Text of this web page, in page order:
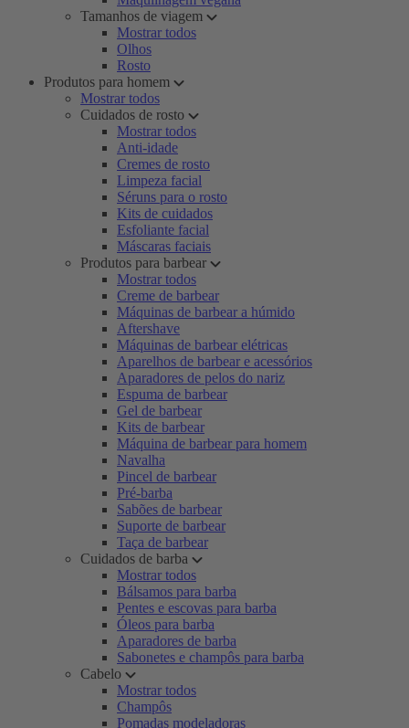
Tamanhos de viagem
Mostrar todos
Olhos
Rosto
Produtos para homem
Mostrar todos
Cuidados de rosto
Mostrar todos
Anti-idade
Cremes de rosto
Limpeza facial
Séruns para o rosto
Kits de cuidados
Esfoliante facial
Máscaras faciais
Produtos para barbear
Mostrar todos
Creme de barbear
Máquinas de barbear a húmido
Aftershave
Máquinas de barbear elétricas
Aparelhos de barbear e acessórios
Aparadores de pelos do nariz
Espuma de barbear
Gel de barbear
Kits de barbear
Máquina de barbear para homem
Navalha
Pincel de barbear
Pré-barba
Sabões de barbear
Suporte de barbear
Taça de barbear
Cuidados de barba
Mostrar todos
Bálsamos para barba
Pentes e escovas para barba
Óleos para barba
Aparadores de barba
Sabonetes e champôs para barba
Cabelo
Mostrar todos
Champôs
Pomadas modeladoras